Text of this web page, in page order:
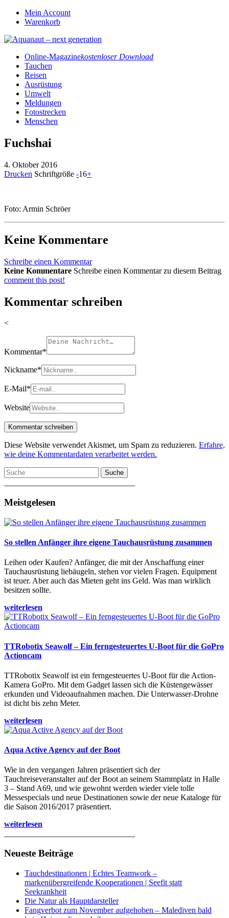
Mein Account
Warenkorb
Online-Magazinekostenloser Download
Tauchen
Reisen
Ausrüstung
Umwelt
Meldungen
Fotostrecken
Menschen
Fuchshai
4. Oktober 2016
Drucken Schriftgröße -16+
Foto: Armin Schröer
Keine Kommentare
Schreibe einen Kommentar
Keine Kommentare Schreibe einen Kommentar zu diesem Beitrag
comment this post!
Kommentar schreiben
<
Kommentar*
Nickname*
E-Mail*
Website
Diese Website verwendet Akismet, um Spam zu reduzieren. Erfahre,
wie deine Kommentardaten verarbeitet werden.
Suche
Meistgelesen
So stellen Anfänger ihre eigene Tauchausrüstung zusammen
Leihen oder Kaufen? Anfänger, die mit der Anschaffung einer
Tauchausrüstung liebäugeln, stehen vor vielen Fragen. Equipment
ist teuer. Aber auch das Mieten geht ins Geld. Was man wirklich
besitzen sollte.
weiterlesen
TTRobotix Seawolf – Ein ferngesteuertes U-Boot für die GoPro
Actioncam
TTRobotix Seawolf ist ein ferngesteuertes U-Boot für die Action-
Kamera GoPro. Mit dem Gadget lassen sich die Küstengewässer
erkunden und Videoaufnahmen machen. Die Unterwasser-Drohne
ist dicht bis zehn Meter.
weiterlesen
Aqua Active Agency auf der Boot
Wie in den vergangen Jahren präsentiert sich der
Tauchreiseveranstalter auf der Boot an seinem Stammplatz in Halle
3 – Stand A69, und wie gewohnt werden wieder viele tolle
Messespecials und neue Destinationen sowie der neue Kataloge für
die Saison 2016/2017 präsentiert.
weiterlesen
Neueste Beiträge
Tauchdestinationen | Echtes Teamwork –
markenübergreifende Kooperationen | Seefit statt
Seekrankheit
Die Natur als Hauptdarsteller
Fangverbot zum November aufgehoben – Malediven bald